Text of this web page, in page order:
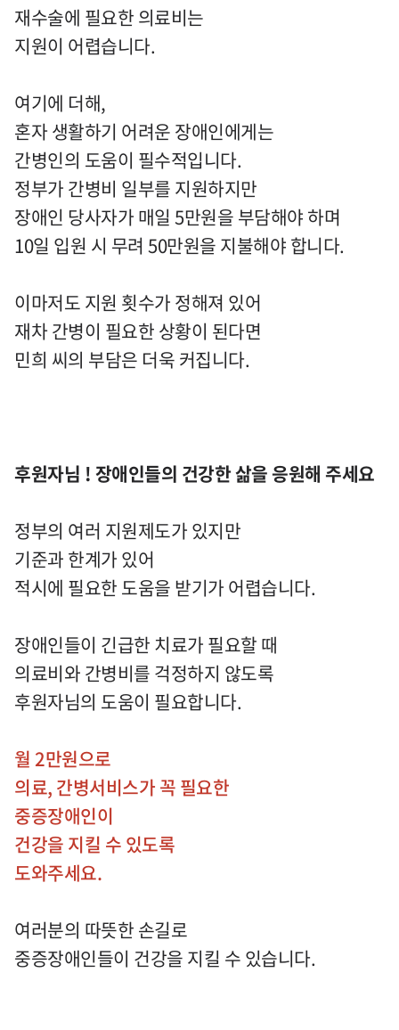
재수술에 필요한 의료비는
지원이 어렵습니다.
여기에 더해,
혼자 생활하기 어려운 장애인에게는
간병인의 도움이 필수적입니다.
정부가 간병비 일부를 지원하지만
장애인 당사자가 매일 5만원을 부담해야 하며
10일 입원 시 무려 50만원을 지불해야 합니다.
이마저도 지원 횟수가 정해져 있어
재차 간병이 필요한 상황이 된다면
민희 씨의 부담은 더욱 커집니다.
후원자님 ! 장애인들의 건강한 삶을 응원해 주세요
정부의 여러 지원제도가 있지만
기준과 한계가 있어
적시에 필요한 도움을 받기가 어렵습니다.
장애인들이 긴급한 치료가 필요할 때
의료비와 간병비를 걱정하지 않도록
후원자님의 도움이 필요합니다.
월 2만원으로
의료, 간병서비스가 꼭 필요한
중증장애인이
건강을 지킬 수 있도록
도와주세요.
여러분의 따뜻한 손길로
중증장애인들이 건강을 지킬 수 있습니다.